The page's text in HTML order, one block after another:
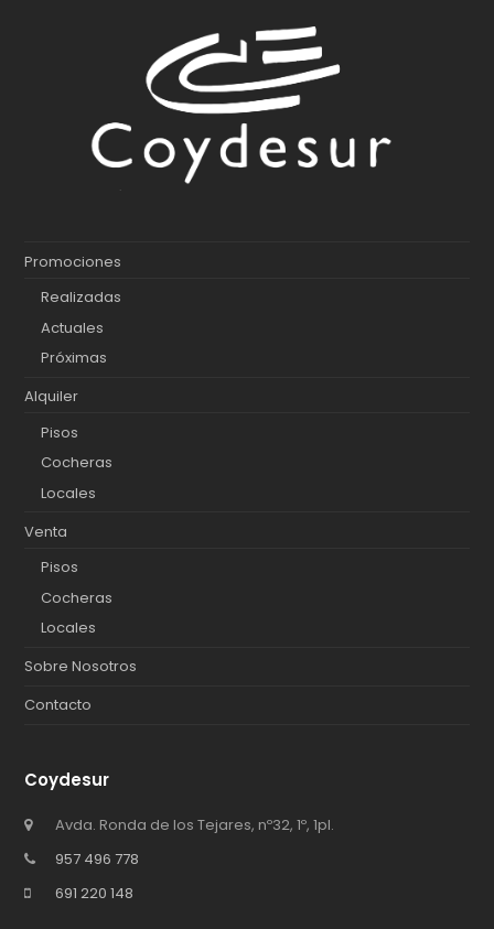
Promociones
Realizadas
Actuales
Próximas
Alquiler
Pisos
Cocheras
Locales
Venta
Pisos
Cocheras
Locales
Sobre Nosotros
Contacto
Coydesur
Avda. Ronda de los Tejares, nº32, 1º, 1pl.
957 496 778
691 220 148